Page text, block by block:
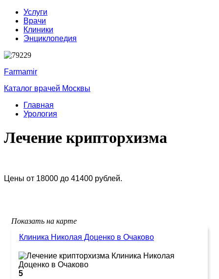
Услуги
Врачи
Клиники
Энциклопедия
Farmamir
Каталог врачей Москвы
Главная
Урология
Лечение крипторхизма
Цены от 18000 до 41400 рублей.
Показать на карте
Клиника Николая Доценко в Очаково
5